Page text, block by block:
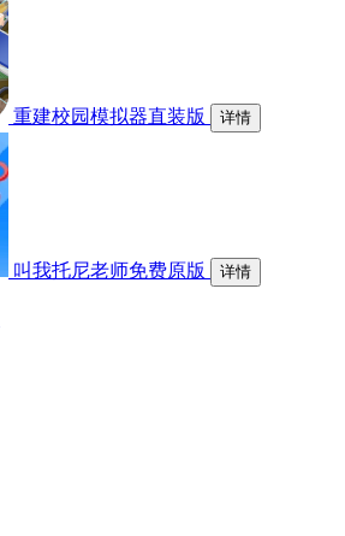
重建校园模拟器直装版 详情
叫我托尼老师免费原版 详情